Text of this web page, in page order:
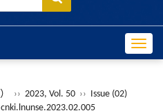
›› 2023, Vol. 50 ›› Issue (02)